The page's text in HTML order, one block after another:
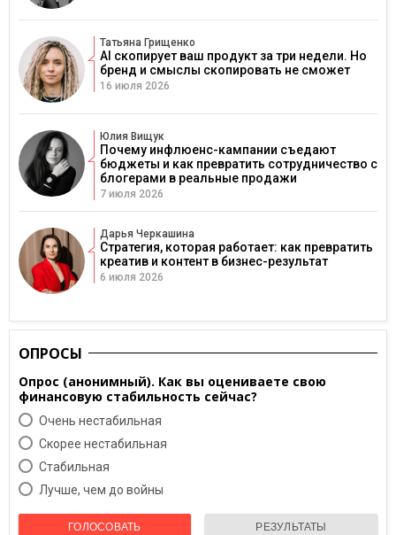
Татьяна Грищенко
AI скопирует ваш продукт за три недели. Но
бренд и смыслы скопировать не сможет
16 июля 2026
Юлия Вищук
Почему инфлюенс-кампании съедают
бюджеты и как превратить сотрудничество с
блогерами в реальные продажи
7 июля 2026
Дарья Черкашина
Стратегия, которая работает: как превратить
креатив и контент в бизнес-результат
6 июля 2026
ОПРОСЫ
Опрос (анонимный). Как вы оцениваете свою
финансовую стабильность сейчас?
Очень нестабильная
Скорее нестабильная
Cтабильная
Лучше, чем до войны
ГОЛОСОВАТЬ РЕЗУЛЬТАТЫ